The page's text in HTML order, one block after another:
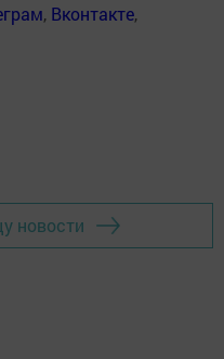
, Вконтакте,
новости